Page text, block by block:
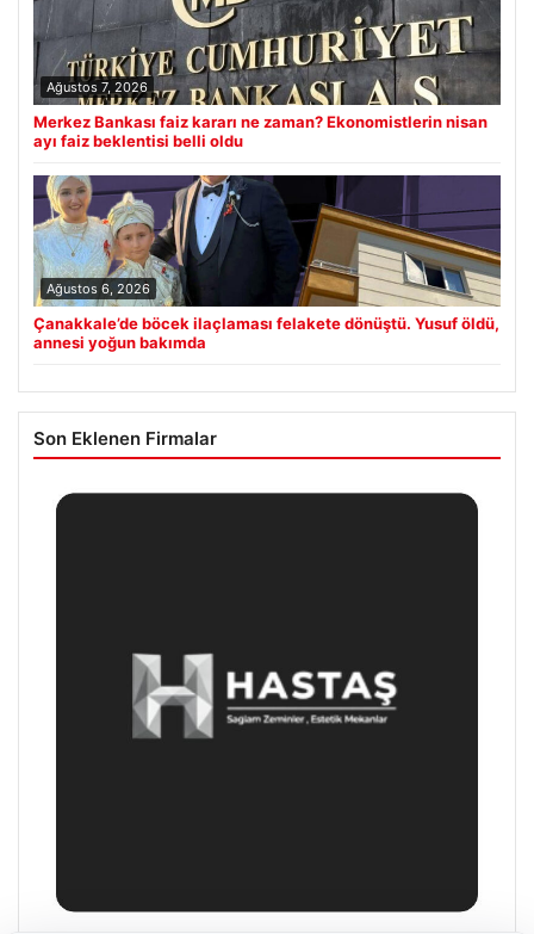
Ağustos 7, 2026
Merkez Bankası faiz kararı ne zaman? Ekonomistlerin nisan
ayı faiz beklentisi belli oldu
Ağustos 6, 2026
Çanakkale’de böcek ilaçlaması felakete dönüştü. Yusuf öldü,
annesi yoğun bakımda
Son Eklenen Firmalar